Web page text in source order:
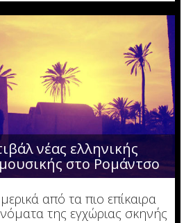
νέας ελληνικής
στο Ρομάντσο
από τα πιο επίκαιρα
της εγχώριας σκηνής